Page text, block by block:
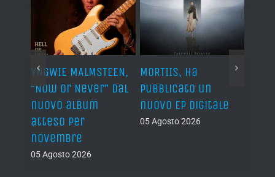
YNGWIE MALMSTEEN,
“Now Or Never” dal
nuovo album
atteso per
novembre
05 Agosto 2026
MORTIIS, ha
pubblicato un
nuovo EP digitale
05 Agosto 2026